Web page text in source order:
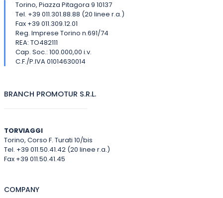
Torino, Piazza Pitagora 9 10137
Tel. +39 011.301.88.88 (20 linee r.a.)
Fax +39 011.309.12.01
Reg. Imprese Torino n.691/74
REA: TO482111
Cap. Soc.: 100.000,00 i.v.
C.F./P.IVA 01014630014
BRANCH PROMOTUR S.R.L.
TORVIAGGI
Torino, Corso F. Turati 10/bis
Tel. +39 011.50.41.42 (20 linee r.a.)
Fax +39 011.50.41.45
COMPANY